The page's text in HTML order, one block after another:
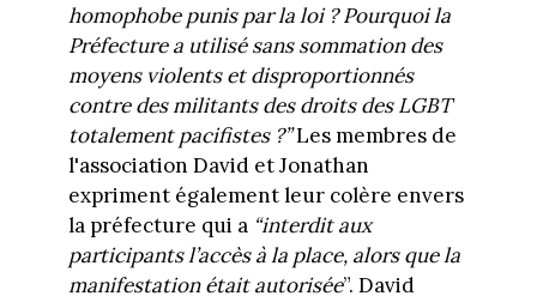
homophobe punis par la loi ? Pourquoi la
Préfecture a utilisé sans sommation des
moyens violents et disproportionnés
contre des militants des droits des LGBT
totalement pacifistes ?”Les membres de
l'association David et Jonathan
expriment également leur colère envers
la préfecture qui a “interdit aux
participants l’accès à la place, alors que la
manifestation était autorisée”. David